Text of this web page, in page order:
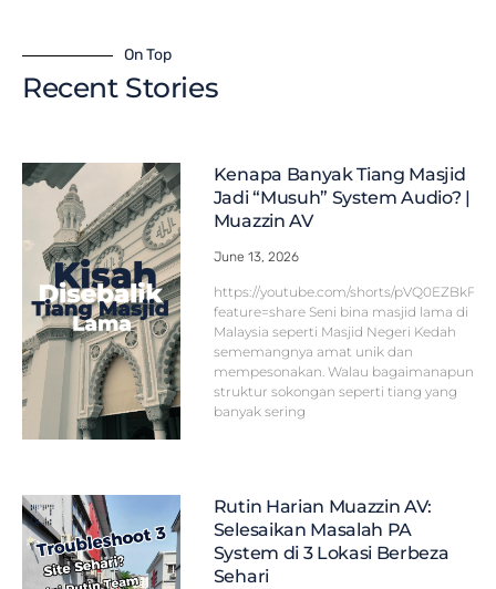
On Top
Recent Stories
Kenapa Banyak Tiang Masjid
Jadi “Musuh” System Audio? |
Muazzin AV
June 13, 2026
https://youtube.com/shorts/
feature=share Seni bina masjid lama di
Malaysia seperti Masjid Negeri Kedah
sememangnya amat unik dan
mempesonakan. Walau bagaimanapun,
struktur sokongan seperti tiang yang
banyak sering
Rutin Harian Muazzin AV:
Selesaikan Masalah PA
System di 3 Lokasi Berbeza
Sehari